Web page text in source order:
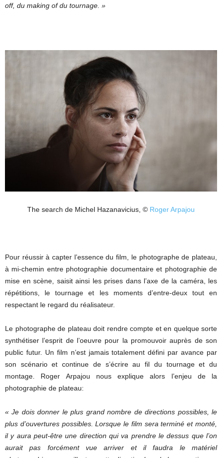
off, du making of du tournage. »
The search de Michel Hazanavicius, © Roger Arpajou
Pour réussir à capter l’essence du film, le photographe de plateau,
à mi-chemin entre photographie documentaire et photographie de
mise en scène, saisit ainsi les prises dans l’axe de la caméra, les
répétitions, le tournage et les moments d’entre-deux tout en
respectant le regard du réalisateur.
Le photographe de plateau doit rendre compte et en quelque sorte
synthétiser l’esprit de l’oeuvre pour la promouvoir auprès de son
public futur. Un film n’est jamais totalement défini par avance par
son scénario et continue de s’écrire au fil du tournage et du
montage. Roger Arpajou nous explique alors l’enjeu de la
photographie de plateau:
« Je dois donner le plus grand nombre de directions possibles, le
plus d’ouvertures possibles. Lorsque le film sera terminé et monté,
il y aura peut-être une direction qui va prendre le dessus que l’on
aurait pas forcément vue arriver et il faudra le matériel